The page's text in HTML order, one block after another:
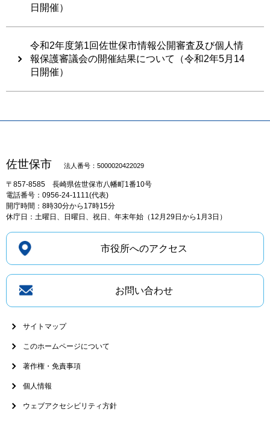
日開催）
令和2年度第1回佐世保市情報公開審査及び個人情
報保護審議会の開催結果について（令和2年5月14
日開催）
佐世保市 法人番号：5000020422029
〒857-8585 長崎県佐世保市八幡町1番10号
電話番号：0956-24-1111(代表)
開庁時間：8時30分から17時15分
休庁日：土曜日、日曜日、祝日、年末年始（12月29日から1月3日）
市役所へのアクセス
お問い合わせ
サイトマップ
このホームページについて
著作権・免責事項
個人情報
ウェブアクセシビリティ方針